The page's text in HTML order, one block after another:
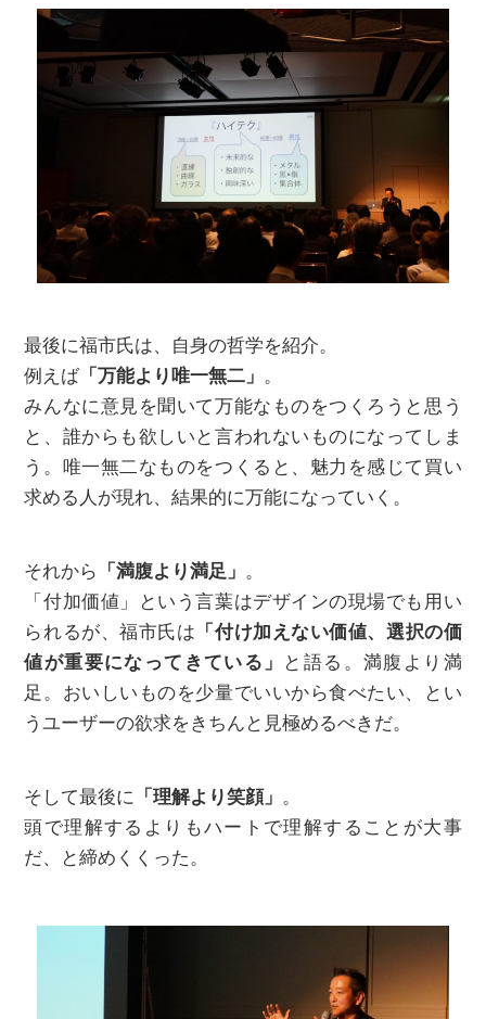
最後に福市氏は、自身の哲学を紹介。
例えば「万能より唯一無二」 。
みんなに意見を聞いて万能なものをつくろうと思う
と、誰からも欲しいと言われないものになってしま
う。唯一無二なものをつくると、魅力を感じて買い
求める人が現れ、結果的に万能になっていく。
それから 「満腹より満足」 。
「付加価値」という言葉はデザインの現場でも用い
られるが、福市氏は 「付け加えない価値、選択の価
値が重要になってきている」
と語る。満腹より満
足。おいしいものを少量でいいから食べたい、とい
うユーザーの欲求をきちんと見極めるべきだ。
そして最後に 「理解より笑顔」 。
頭で理解するよりもハートで理解することが大事
だ、と締めくくった。